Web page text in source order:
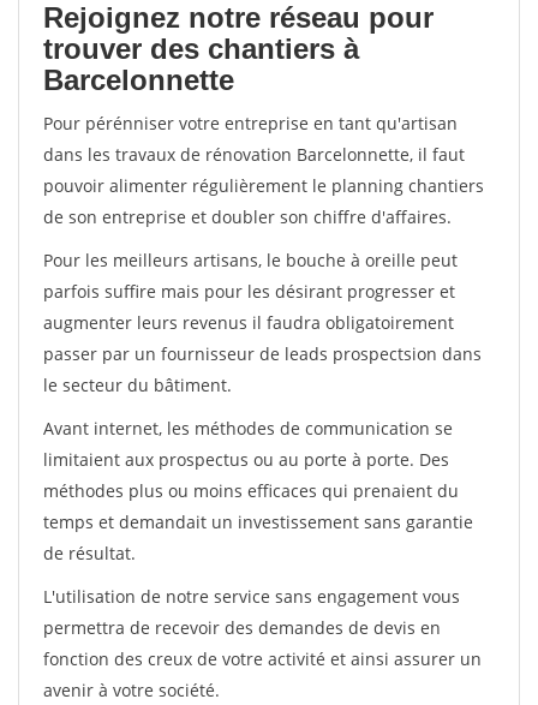
Rejoignez notre réseau pour
trouver des chantiers à
Barcelonnette
Pour pérénniser votre entreprise en tant qu'artisan
dans les travaux de rénovation Barcelonnette, il faut
pouvoir alimenter régulièrement le planning chantiers
de son entreprise et doubler son chiffre d'affaires.
Pour les meilleurs artisans, le bouche à oreille peut
parfois suffire mais pour les désirant progresser et
augmenter leurs revenus il faudra obligatoirement
passer par un fournisseur de leads prospectsion dans
le secteur du bâtiment.
Avant internet, les méthodes de communication se
limitaient aux prospectus ou au porte à porte. Des
méthodes plus ou moins efficaces qui prenaient du
temps et demandait un investissement sans garantie
de résultat.
L'utilisation de notre service sans engagement vous
permettra de recevoir des demandes de devis en
fonction des creux de votre activité et ainsi assurer un
avenir à votre société.